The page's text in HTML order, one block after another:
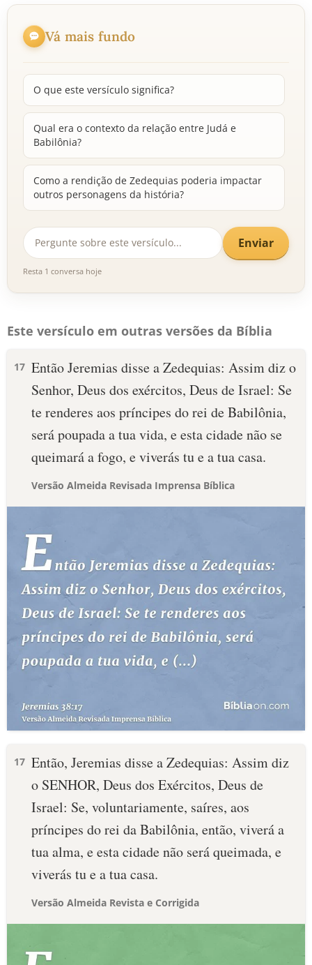
Vá mais fundo
O que este versículo significa?
Qual era o contexto da relação entre Judá e
Babilônia?
Como a rendição de Zedequias poderia impactar
outros personagens da história?
Enviar
Resta 1 conversa hoje
Este versículo em outras versões da Bíblia
17 Então Jeremias disse a Zedequias: Assim diz o
Senhor, Deus dos exércitos, Deus de Israel: Se
te renderes aos príncipes do rei de Babilônia,
será poupada a tua vida, e esta cidade não se
queimará a fogo, e viverás tu e a tua casa.
Versão Almeida Revisada Imprensa Bíblica
17 Então, Jeremias disse a Zedequias: Assim diz
o SENHOR, Deus dos Exércitos, Deus de
Israel: Se, voluntariamente, saíres, aos
príncipes do rei da Babilônia, então, viverá a
tua alma, e esta cidade não será queimada, e
viverás tu e a tua casa.
Versão Almeida Revista e Corrigida